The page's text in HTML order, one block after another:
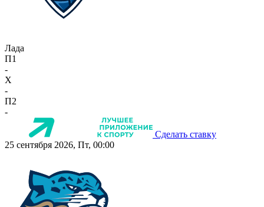
Лада
П1
-
X
-
П2
-
Сделать ставку
25 сентября 2026, Пт, 00:00